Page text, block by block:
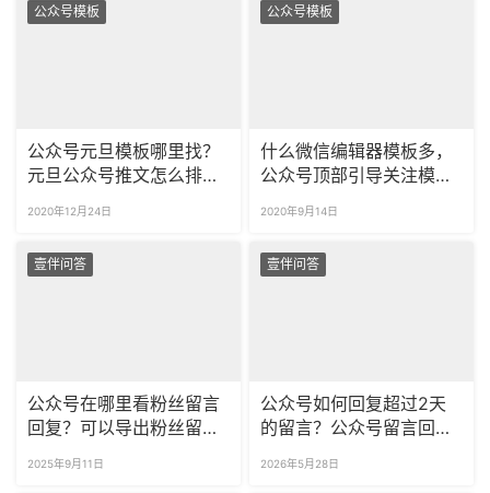
公众号模板
公众号元旦模板哪里找？
元旦公众号推文怎么排版
2020年12月24日
公众号模板
什么微信编辑器模板多，
公众号顶部引导关注模板
2020年9月14日
壹伴问答
公众号在哪里看粉丝留言
回复？可以导出粉丝留言
2025年9月11日
壹伴问答
公众号如何回复超过2天
的留言？公众号留言回复
2026年5月28日